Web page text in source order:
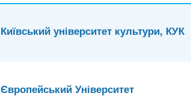
Київський університет культури, КУК
Європейський Університет